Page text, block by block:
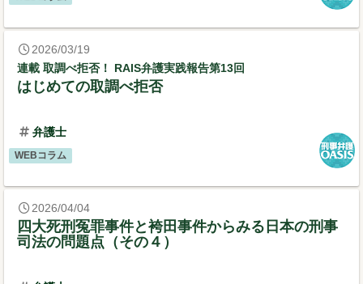
2026/03/19
連載 取調べ拒否！ RAIS弁護実践報告第13回
はじめての取調べ拒否
弁護士
WEBコラム
2026/04/04
四大死刑冤罪事件と袴田事件からみる日本の刑事
司法の問題点（その４）